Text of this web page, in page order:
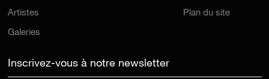
Artistes
Galeries
Plan du site
Inscrivez-vous à notre newsletter